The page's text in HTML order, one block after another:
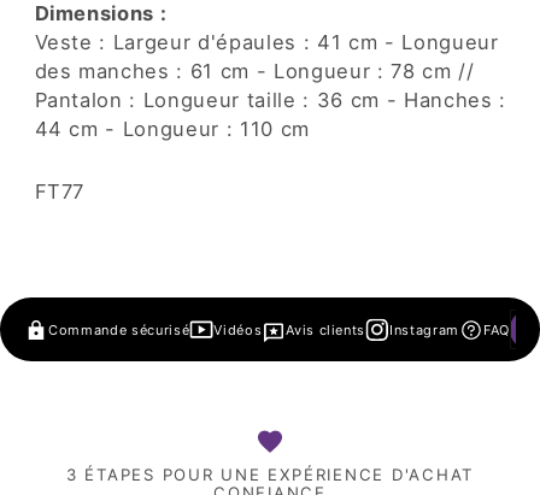
Dimensions :
Veste : Largeur d'épaules : 41 cm - Longueur
des manches : 61 cm - Longueur : 78 cm //
Pantalon : Longueur taille : 36 cm - Hanches :
44 cm - Longueur : 110 cm
SKU:
FT77
Commande sécurisé Vidéos Avis clients Instagram FAQ
3 ÉTAPES POUR UNE EXPÉRIENCE D'ACHAT